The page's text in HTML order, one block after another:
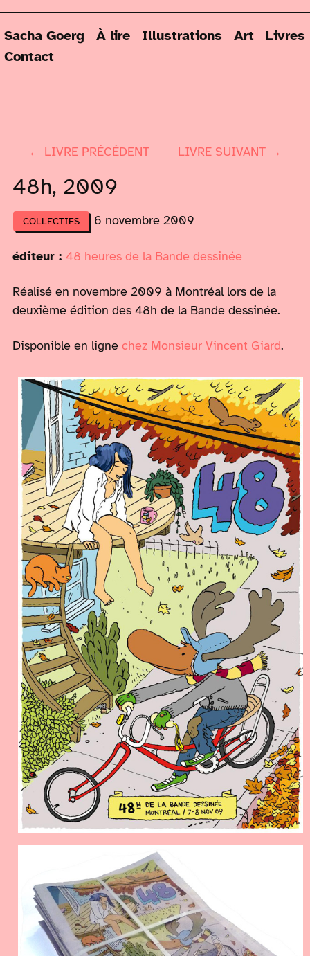
Sacha Goerg À lire Illustrations Art
Livres
Contact
← LIVRE PRÉCÉDENT LIVRE SUIVANT →
48h, 2009
COLLECTIFS 6 novembre 2009
éditeur : 48 heures de la Bande dessinée
Réalisé en novembre 2009 à Montréal lors de la
deuxième édition des 48h de la Bande dessinée.
Disponible en ligne chez Monsieur Vincent Giard.